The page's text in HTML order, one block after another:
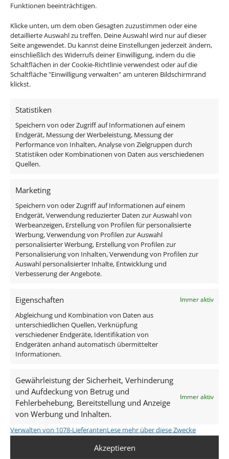
Funktionen beeinträchtigen.
Klicke unten, um dem oben Gesagten zuzustimmen oder eine
detaillierte Auswahl zu treffen. Deine Auswahl wird nur auf dieser
Seite angewendet. Du kannst deine Einstellungen jederzeit ändern,
einschließlich des Widerrufs deiner Einwilligung, indem du die
Schaltflächen in der Cookie-Richtlinie verwendest oder auf die
Schaltfläche "Einwilligung verwalten" am unteren Bildschirmrand
klickst.
Statistiken
Speichern von oder Zugriff auf Informationen auf einem
Endgerät, Messung der Werbeleistung, Messung der
Performance von Inhalten, Analyse von Zielgruppen durch
Statistiken oder Kombinationen von Daten aus verschiedenen
Quellen.
Marketing
Speichern von oder Zugriff auf Informationen auf einem
Endgerät, Verwendung reduzierter Daten zur Auswahl von
Werbeanzeigen, Erstellung von Profilen für personalisierte
Werbung, Verwendung von Profilen zur Auswahl
personalisierter Werbung, Erstellung von Profilen zur
Personalisierung von Inhalten, Verwendung von Profilen zur
Auswahl personalisierter Inhalte, Entwicklung und
Verbesserung der Angebote.
Eigenschaften Immer aktiv
Abgleichung und Kombination von Daten aus
unterschiedlichen Quellen, Verknüpfung
verschiedener Endgeräte, Identifikation von
Endgeräten anhand automatisch übermittelter
Informationen.
Gewährleistung der Sicherheit, Verhinderung
und Aufdeckung von Betrug und
Fehlerbehebung, Bereitstellung und Anzeige
von Werbung und Inhalten.
Immer aktiv
Verwalten von 1078-LieferantenLese mehr über diese Zwecke
Akzeptieren
Erstklassige Materialien
und Aluminium für eine langlebige Haltbarkeit
Unschlagbare Robustheit: Entwickelt, um selbst
Fahrzeugen standzuhalten – perfekt für
anspruchsvolle Bereiche.
mit.
Energieeffizient: Mit moderner LED-Technologie
sparst du Strom und genießt trotzdem helles,
angenehmes Licht.
DALI Dimmaktor
Funkdimmer
Zigbee / Philips Hue
Im Lieferumfang ist eine komplette
Bodendeinbauleuchte samt Leuchtmittel enthalten um
diese direkt an 230V anschließen zu können.
Lieferumfang:
1x Area Bodeneinbauleuchte IP67 Edelstahl
1x dimmbares GU10 Leuchtmittel 7W
1x Betondose
Technische Daten
Gesamtmaße
153×100×100mm